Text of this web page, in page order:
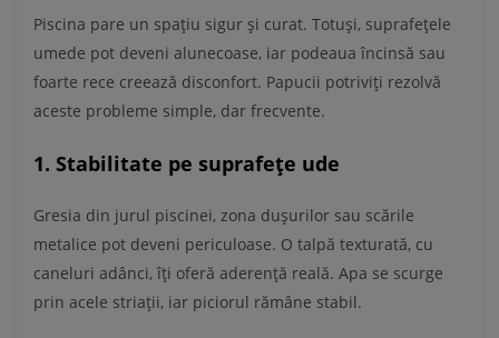
Piscina pare un spațiu sigur și curat. Totuși, suprafețele
umede pot deveni alunecoase, iar podeaua încinsă sau
foarte rece creează disconfort. Papucii potriviți rezolvă
aceste probleme simple, dar frecvente.
1. Stabilitate pe suprafețe ude
Gresia din jurul piscinei, zona dușurilor sau scările
metalice pot deveni periculoase. O talpă texturată, cu
caneluri adânci, îți oferă aderență reală. Apa se scurge
prin acele striații, iar piciorul rămâne stabil.